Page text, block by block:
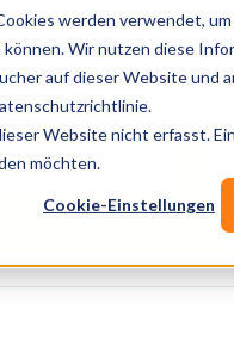
werden verwendet,
Wir nutzen diese
auf dieser Website und
Website nicht erfasst.
möchten.
Cookie-Einstellungen
Wir suchen für